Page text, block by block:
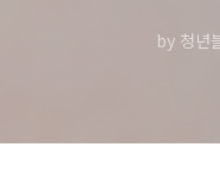
by 청년